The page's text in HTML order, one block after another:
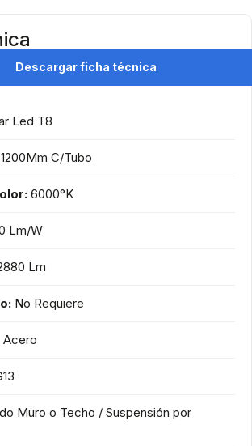
Descargar ficha técnica
Led T8
C/Tubo
6000°K
Lm/W
Lm
No Requiere
Acero
Muro o Techo / Suspensión por